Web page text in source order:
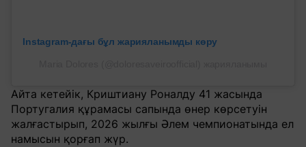
Instagram-дағы бұл жарияланымды көру
Айта кетейік, Криштиану Роналду 41 жасында
Португалия құрамасы сапында өнер көрсетуін
жалғастырып, 2026 жылғы Әлем чемпионатында ел
намысын қорғап жүр.